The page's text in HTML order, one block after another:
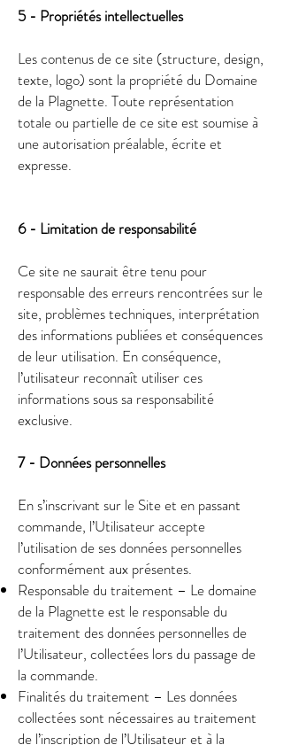
5 - Propriétés intellectuelles
Les contenus de ce site (structure, design,
texte, logo) sont la propriété du Domaine
de la Plagnette. Toute représentation
totale ou partielle de ce site est soumise à
une autorisation préalable, écrite et
expresse.
6 - Limitation de responsabilité
Ce site ne saurait être tenu pour
responsable des erreurs rencontrées sur le
site, problèmes techniques, interprétation
des informations publiées et conséquences
de leur utilisation. En conséquence,
l’utilisateur reconnaît utiliser ces
informations sous sa responsabilité
exclusive.
7 - Données personnelles
En s’inscrivant sur le Site et en passant
commande, l’Utilisateur accepte
l’utilisation de ses données personnelles
conformément aux présentes.
Responsable du traitement – Le domaine
de la Plagnette est le responsable du
traitement des données personnelles de
l’Utilisateur, collectées lors du passage de
la commande.
Finalités du traitement – Les données
collectées sont nécessaires au traitement
de l’inscription de l’Utilisateur et à la